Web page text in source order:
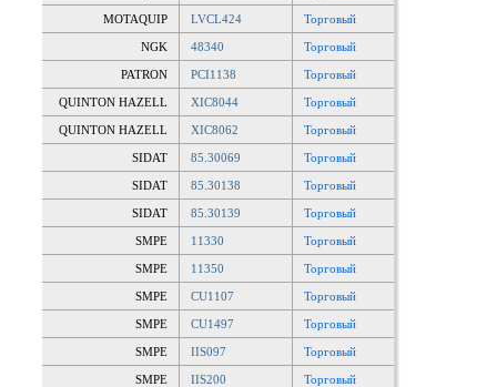
MOTAQUIP LVCL424 Торговый
NGK 48340 Торговый
PATRON PCI1138 Торговый
QUINTON HAZELL XIC8044 Торговый
QUINTON HAZELL XIC8062 Торговый
SIDAT 85.30069 Торговый
SIDAT 85.30138 Торговый
SIDAT 85.30139 Торговый
SMPE 11330 Торговый
SMPE 11350 Торговый
SMPE CU1107 Торговый
SMPE CU1497 Торговый
SMPE IIS097 Торговый
SMPE IIS200 Торговый